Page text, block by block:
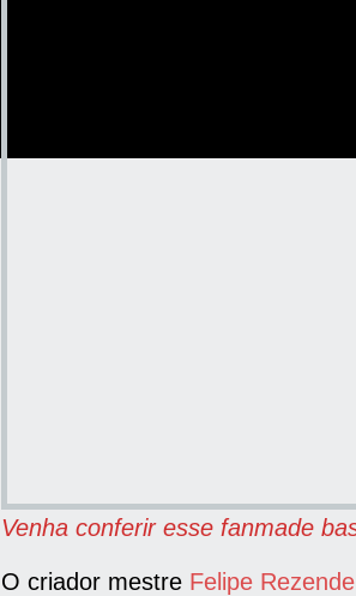
Venha conferir esse fanmade
O criador mestre Felipe